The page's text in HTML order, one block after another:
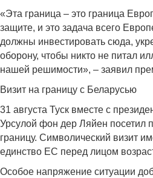
«Эта граница – это граница
защите, и это задача всего
должны инвестировать сюда,
оборону, чтобы никто не питал
нашей решимости», – заявил
Визит на границу с Беларусью
31 августа Туск вместе с
Урсулой фон дер Ляйен посетил
границу. Символический визит
единство ЕС перед лицом
Особое напряжение ситуации